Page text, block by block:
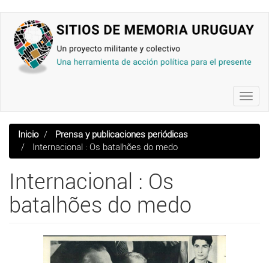
contenido
principal
Inicio
Prensa y publicaciones periódicas
Internacional : Os batalhões do medo
Internacional : Os
batalhões do medo